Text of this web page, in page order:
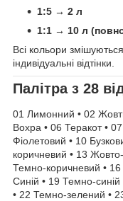
1:5 → 2 л
1:1 → 10 л
Всі кольори
індивідуальні відтінки.
Палітра з 28
01 Лимонний • 02
Вохра • 06 Теракот •
Фіолетовий • 10
коричневий • 13
Темно-коричневий •
Синій • 19 Темно-
• 22 Темно-зелений •